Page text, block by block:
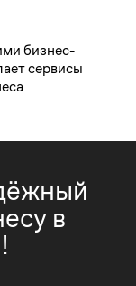
бизнес-
сервисы
в